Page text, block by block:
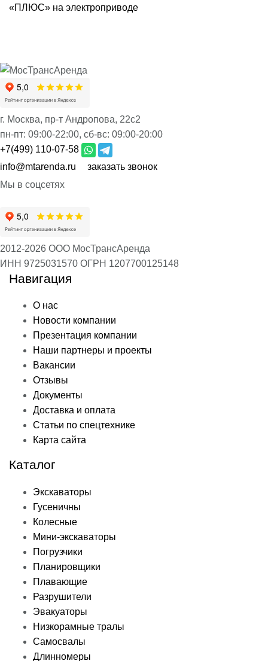
«ПЛЮС» на электроприводе
г. Москва, пр-т Андропова, 22с2
пн-пт: 09:00-22:00, сб-вс: 09:00-20:00
+7(499) 110-07-58
info@mtarenda.ru
заказать звонок
Мы в соцсетях
2012-2026 ООО МосТрансАренда
ИНН 9725031570 ОГРН 1207700125148
Навигация
О нас
Новости компании
Презентация компании
Наши партнеры и проекты
Вакансии
Отзывы
Документы
Доставка и оплата
Статьи по спецтехнике
Карта сайта
Каталог
Экскаваторы
Гусеничны
Колесные
Мини-экскаваторы
Погрузчики
Планировщики
Плавающие
Разрушители
Эвакуаторы
Низкорамные тралы
Самосвалы
Длинномеры